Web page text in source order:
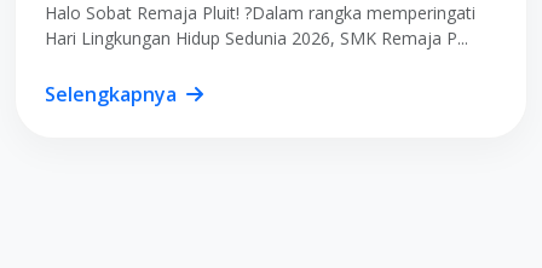
Halo Sobat Remaja Pluit! ?Dalam rangka memperingati
Hari Lingkungan Hidup Sedunia 2026, SMK Remaja P...
Selengkapnya